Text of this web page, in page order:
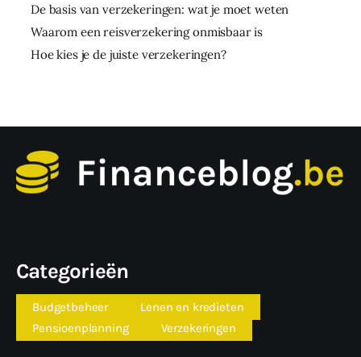
De basis van verzekeringen: wat je moet weten
Waarom een reisverzekering onmisbaar is
Hoe kies je de juiste verzekeringen?
Categorieën
Budgetbeheer
Lenen en kredieten
Pensioenplanning
Verzekeringen